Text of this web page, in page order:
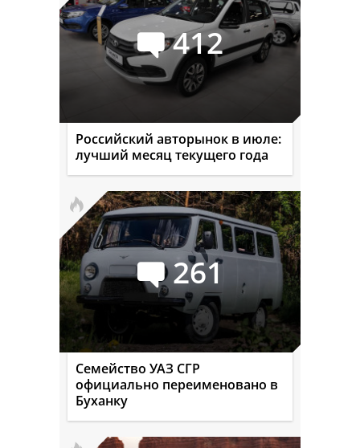
412
Российский авторынок в июле:
лучший месяц текущего года
261
Семейство УАЗ СГР
официально переименовано в
Буханку